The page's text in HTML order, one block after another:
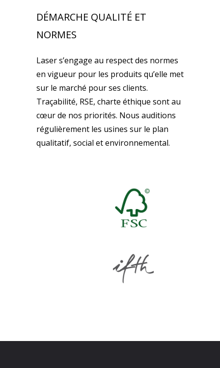
DÉMARCHE QUALITÉ ET
NORMES
Laser s’engage au respect des normes
en vigueur pour les produits qu’elle met
sur le marché pour ses clients.
Traçabilité, RSE, charte éthique sont au
cœur de nos priorités. Nous auditions
régulièrement les usines sur le plan
qualitatif, social et environnemental.